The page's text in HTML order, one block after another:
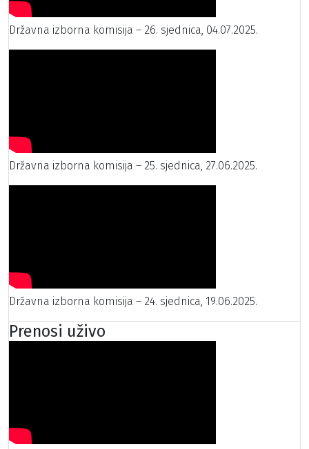
Državna izborna komisija – 26. sjednica, 04.07.2025.
Državna izborna komisija – 25. sjednica, 27.06.2025.
Državna izborna komisija – 24. sjednica, 19.06.2025.
Prenosi uživo